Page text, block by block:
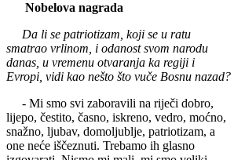
Nobelova nagrada
Da li se patriotizam, koji se u ratu
smatrao vrlinom, i odanost svom narodu
danas, u vreme­nu otvaranja ka regiji i
Evropi, vidi kao nešto što vuče Bosnu nazad?
- Mi smo svi zaboravili na riječi dobro,
lijepo, čes­tito, časno, iskreno, vedro, moćno,
snažno, ljubav, domoljublje, patriotizam, a
one neće iščeznuti. Tre­bamo ih glasno